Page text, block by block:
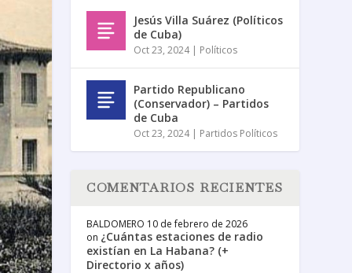
Jesús Villa Suárez (Políticos
de Cuba)
Oct 23, 2024| Políticos
Partido Republicano
(Conservador) – Partidos
de Cuba
Oct 23, 2024| Partidos Políticos
COMENTARIOS RECIENTES
BALDOMERO 10 de febrero de 2026
on ¿Cuántas estaciones de radio
existían en La Habana? (+
Directorio x años)